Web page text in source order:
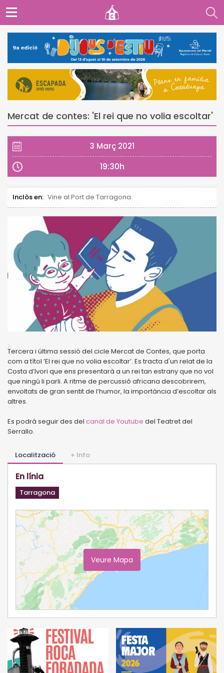
Mercat de contes: 'El rei que no volia escoltar'
3 Març 2021
19:30h
Inclòs en: Vine al Port de Tarragona
Tercera i última sessió del cicle Mercat de Contes, que porta
com a títol ’El rei que no volia escoltar’. Es tracta d'un relat de la
Costa d’Ivori que ens presentarà a un rei tan estrany que no vol
que ningú li parli. A ritme de percussió africana descobrirem,
envoltats de gran sentit de l’humor, la importància d’escoltar als
altres.
Es podrà seguir des del canal de Youtube del Teatret del
Serrallo.
Localització + Info
En línia
Tarragona
Veure Mapa